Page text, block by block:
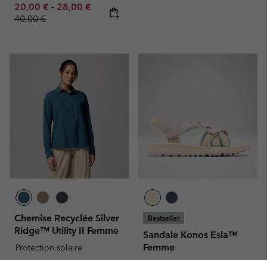
Minimum sale price:
20,00 € - Maximum sale price:
28,00 € Regular price:
40,00 €
Chemise Recyclée Silver
Ridge™ Utility II Femme
Protection solaire
Bestseller
Sandale Konos Esla™
Femme